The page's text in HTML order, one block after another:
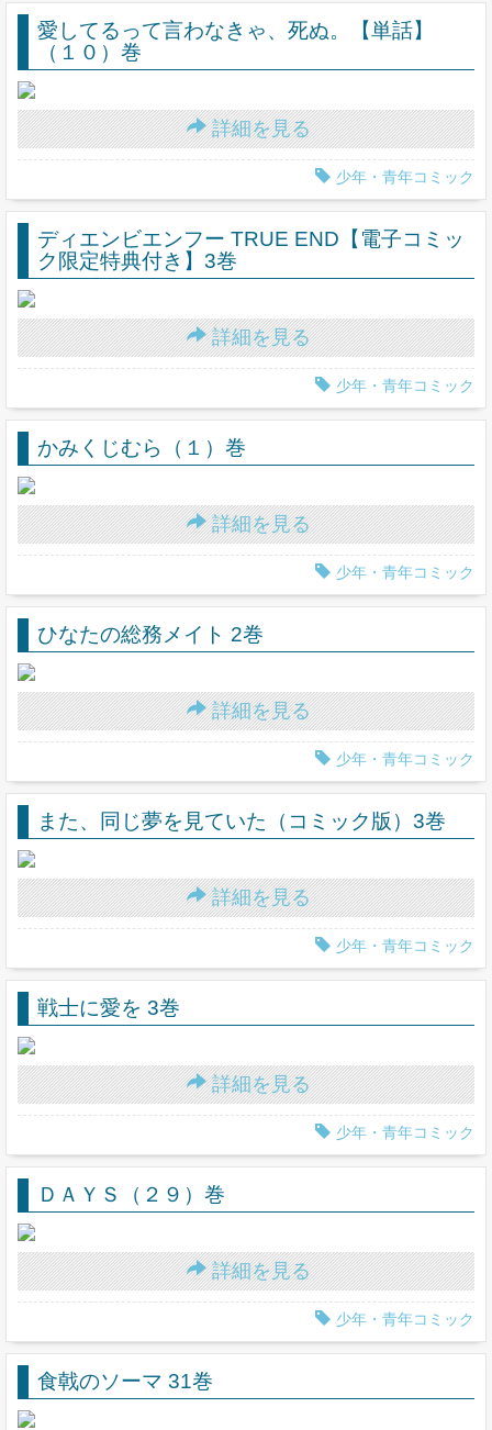
愛してるって言わなきゃ、死ぬ。【単話】
（１０）巻
詳細を見る
少年・青年コミック
ディエンビエンフー TRUE END【電子コミッ
ク限定特典付き】3巻
詳細を見る
少年・青年コミック
かみくじむら（１）巻
詳細を見る
少年・青年コミック
ひなたの総務メイト 2巻
詳細を見る
少年・青年コミック
また、同じ夢を見ていた（コミック版）3巻
詳細を見る
少年・青年コミック
戦士に愛を 3巻
詳細を見る
少年・青年コミック
ＤＡＹＳ（２９）巻
詳細を見る
少年・青年コミック
食戟のソーマ 31巻